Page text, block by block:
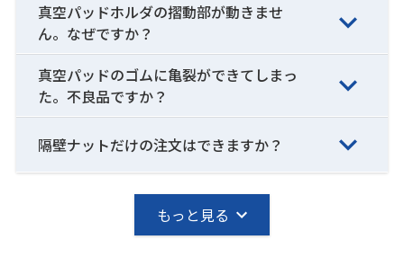
真空パッドホルダの摺動部が動きませ
ん。なぜですか？
真空パッドのゴムに亀裂ができてしまっ
た。不良品ですか？
隔壁ナットだけの注文はできますか？
もっと見る